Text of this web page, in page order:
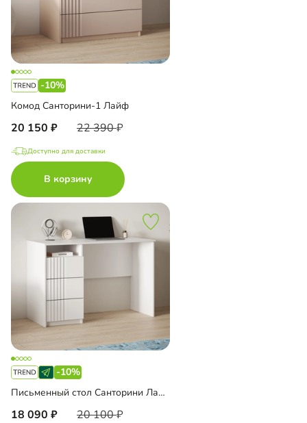
-10%
Комод Санторини-1 Лайф
20 150 22 390
Доступно для доставки
В корзину
-10%
Письменный стол Санторини Лайф
18 090 20 100